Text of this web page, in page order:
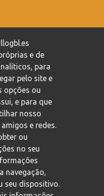
cookies
e de
para
pelo site e
opções ou
e para que
nosso
e redes.
ou
no seu
navegação,
seu dispositivo.